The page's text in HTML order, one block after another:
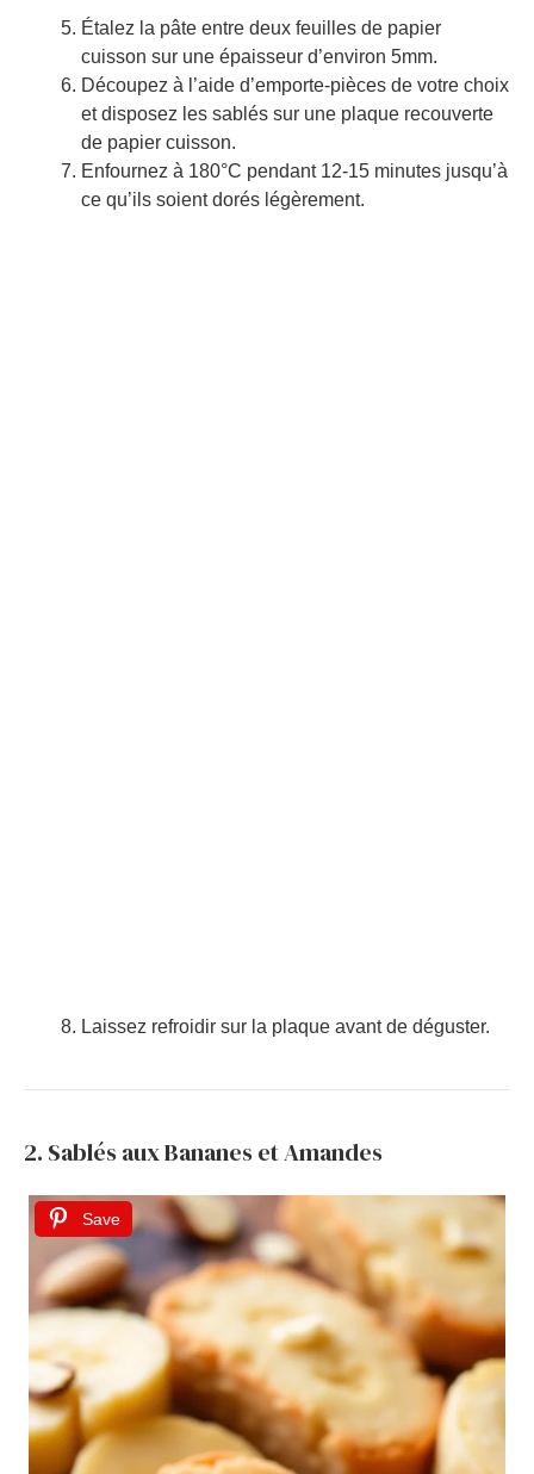
Étalez la pâte entre deux feuilles de papier
cuisson sur une épaisseur d’environ 5mm.
Découpez à l’aide d’emporte-pièces de votre choix
et disposez les sablés sur une plaque recouverte
de papier cuisson.
Enfournez à 180°C pendant 12-15 minutes jusqu’à
ce qu’ils soient dorés légèrement.
Laissez refroidir sur la plaque avant de déguster.
2. Sablés aux Bananes et Amandes
Save